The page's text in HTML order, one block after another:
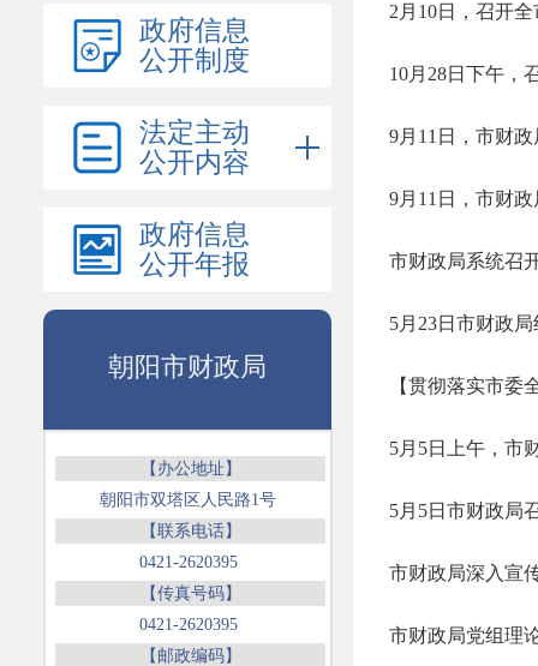
政府信息
公开制度
法定主动
公开内容
政府信息
公开年报
朝阳市财政局
【办公地址】
朝阳市双塔区人民路1号
【联系电话】
0421-2620395
【传真号码】
0421-2620395
【邮政编码】
2月10日，召开
市财政局系统召
5月23日市财政
5月5日上午，市
市财政局深入宣